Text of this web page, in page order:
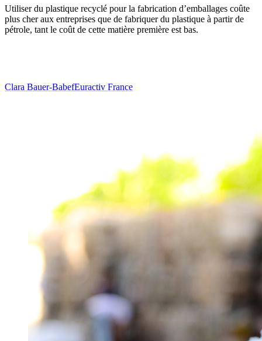
Utiliser du plastique recyclé pour la fabrication d’emballages coûte
plus cher aux entreprises que de fabriquer du plastique à partir de
pétrole, tant le coût de cette matière première est bas.
Clara Bauer-BabefEuractiv France